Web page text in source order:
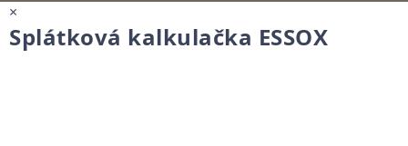
×
Splátková kalkulačka ESSOX